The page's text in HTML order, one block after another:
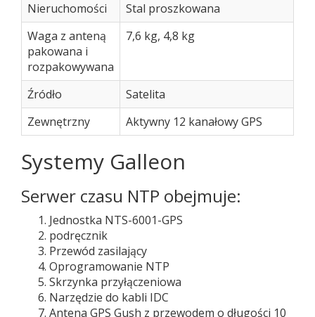
Nieruchomości
Stal proszkowana
Waga z anteną
pakowana i
rozpakowywana
7,6 kg, 4,8 kg
Źródło
Satelita
Zewnętrzny
Aktywny 12 kanałowy GPS
Systemy Galleon
Serwer czasu NTP obejmuje:
Jednostka NTS-6001-GPS
podręcznik
Przewód zasilający
Oprogramowanie NTP
Skrzynka przyłączeniowa
Narzędzie do kabli IDC
Antena GPS Gush z przewodem o długości 10